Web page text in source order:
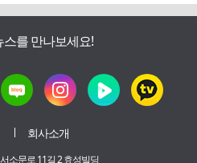
를 만나보세요!
회사소개
소문로 11길 2 효성빌딩